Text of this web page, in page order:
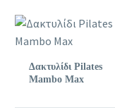
Δακτυλίδι Pilates
Mambo Max